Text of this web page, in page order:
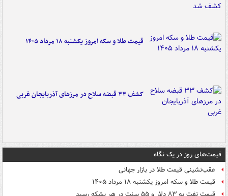
قیمت طلا و سکه امروز یکشنبه ۱۸ مرداد ۱۴۰۵
کشف ۳۳ قبضه سلاح در مرزهای آذربایجان غربی
قیمت‌های روز در یک نگاه
عقب‌نشینی قیمت طلا در بازار جهانی
قیمت طلا و سکه امروز یکشنبه ۱۸ مرداد ۱۴۰۵